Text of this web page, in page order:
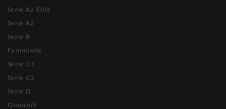
Serie A2 Élite
Serie A2
Serie B
Femminile
Serie C1
Serie C2
Serie D
Giovanili